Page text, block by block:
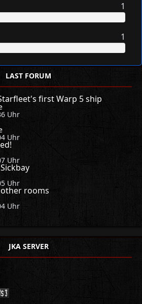
1
1
LAST FORUM
first Warp 5 ship
Uhr
Uhr
Uhr
Uhr
rooms
Uhr
JKA SERVER